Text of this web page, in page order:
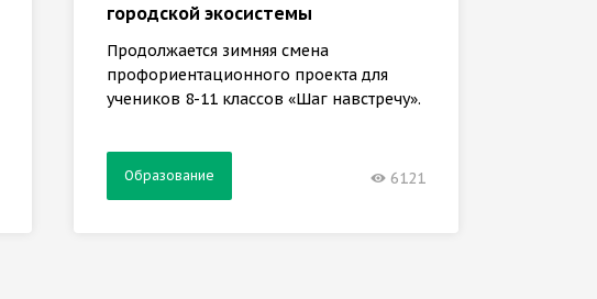
городской экосистемы
Продолжается зимняя смена
профориентационного проекта для
учеников 8-11 классов «Шаг навстречу».
Образование 6121